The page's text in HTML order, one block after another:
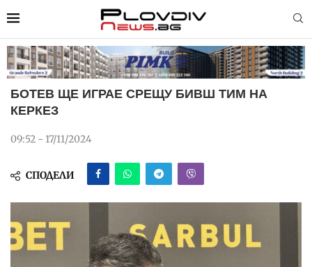
БОТЕВ ЩЕ ИГРАЕ СРЕЩУ БИВШ ТИМ НА
КЕРКЕЗ
09:52 - 17/11/2024
СПОДЕЛИ